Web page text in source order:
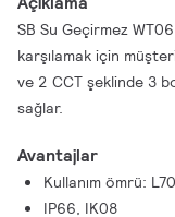
SB Su Geçirmez
karşılamak için
ve 2 CCT şeklinde 3
sağlar.
Avantajlar
Kullanım ömrü:
IP66, IK08